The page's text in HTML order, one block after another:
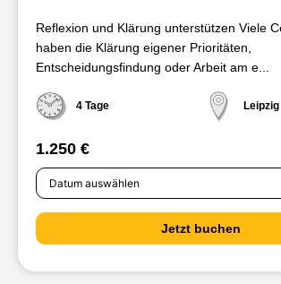
Reflexion und Klärung unterstützen Viele
haben die Klärung eigener Prioritäten,
Entscheidungsfindung oder Arbeit am e...
4 Tage Leipzig
1.250 €
Jetzt buchen